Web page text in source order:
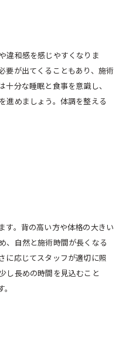
違和感を感じやすくなりま
要が出てくることもあり、施術
分な睡眠と食事を意識し、
進めましょう。体調を整える
す。背の高い方や体格の大きい
、自然と施術時間が長くなる
に応じてスタッフが適切に照
し長めの時間を見込むこと